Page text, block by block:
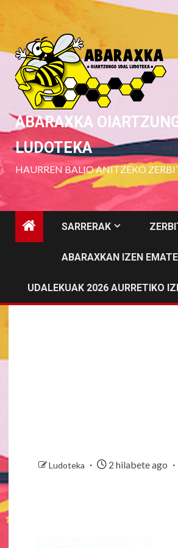
to
content
ABARAXKA
LUDOTEKA
HAURREN BALIO ANITZEKO
SARRERAK
ABARAXKAN IZEN
UDALEKUAK 2026 AURRETIKO
Ludoteka 2 hilabete ago